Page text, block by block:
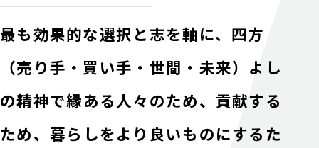
最も効果的な選択と志を軸に、 四方
（売り手・買い手・世間・未来）よし
の精神で縁ある人々のため、貢献する
ため、 暮らしをより良いものにするた